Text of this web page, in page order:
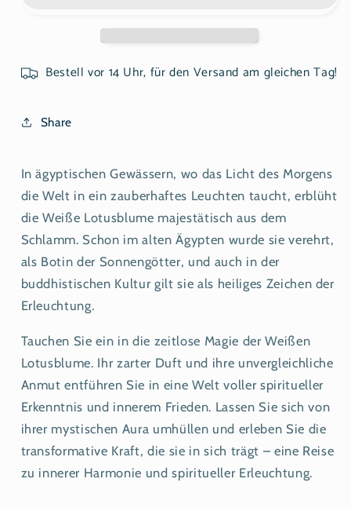
Bestell vor 14 Uhr, für den Versand am gleichen Tag!
Share
In ägyptischen Gewässern, wo das Licht des Morgens
die Welt in ein zauberhaftes Leuchten taucht, erblüht
die Weiße Lotusblume majestätisch aus dem
Schlamm. Schon im alten Ägypten wurde sie verehrt,
als Botin der Sonnengötter, und auch in der
buddhistischen Kultur gilt sie als heiliges Zeichen der
Erleuchtung.
Tauchen Sie ein in die zeitlose Magie der Weißen
Lotusblume. Ihr zarter Duft und ihre unvergleichliche
Anmut entführen Sie in eine Welt voller spiritueller
Erkenntnis und innerem Frieden. Lassen Sie sich von
ihrer mystischen Aura umhüllen und erleben Sie die
transformative Kraft, die sie in sich trägt – eine Reise
zu innerer Harmonie und spiritueller Erleuchtung.